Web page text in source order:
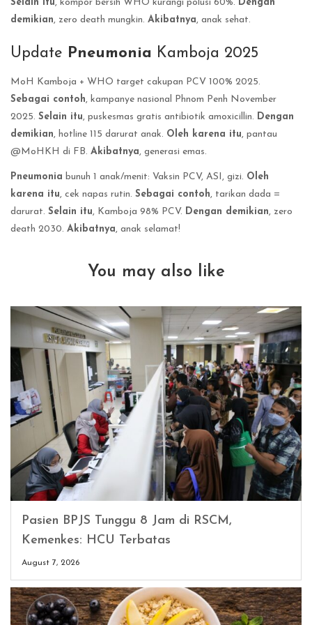
Selain itu, kompor bersih WHO kurangi polusi 60%. Dengan
demikian, zero death mungkin. Akibatnya, anak sehat.
Update Pneumonia Kamboja 2025
MoH Kamboja + WHO target cakupan PCV 100% 2025.
Sebagai contoh, kampanye nasional Phnom Penh November
2025. Selain itu, puskesmas gratis antibiotik amoxicillin. Dengan
demikian, hotline 115 darurat anak. Oleh karena itu, pantau
@MoHKH di FB. Akibatnya, generasi emas.
Pneumonia bunuh 1 anak/menit: Vaksin PCV, ASI, gizi. Oleh
karena itu, cek napas rutin. Sebagai contoh, tarikan dada =
darurat. Selain itu, Kamboja 98% PCV. Dengan demikian, zero
death 2030. Akibatnya, anak selamat!
You may also like
Pasien BPJS Tunggu 8 Jam di RSCM,
Kemenkes: HCU Terbatas
August 7, 2026